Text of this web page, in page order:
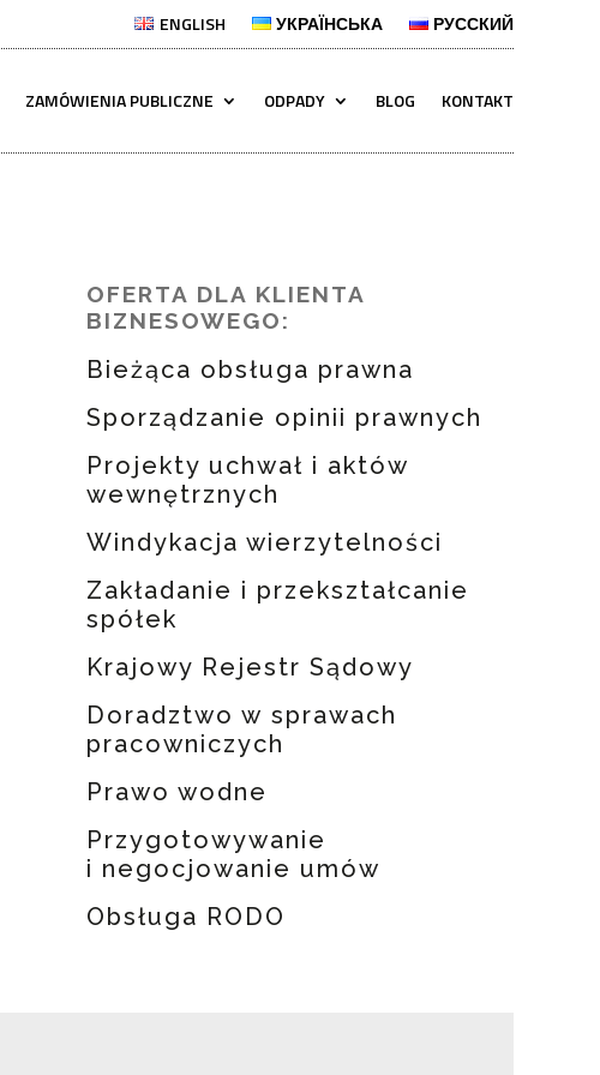
ENGLISH УКРАЇНСЬКА РУССКИЙ
ZAMÓWIENIA PUBLICZNE ODPADY BLOG KONTAKT
OFERTA DLA KLIENTA
BIZNESOWEGO:
Bieżąca obsługa prawna
Sporządzanie opinii prawnych
Projekty uchwał i aktów
wewnętrznych
Windykacja wierzytelności
Zakładanie i przekształcanie
spółek
Krajowy Rejestr Sądowy
Doradztwo w sprawach
pracowniczych
Prawo wodne
Przygotowywanie
i negocjowanie umów
Obsługa RODO